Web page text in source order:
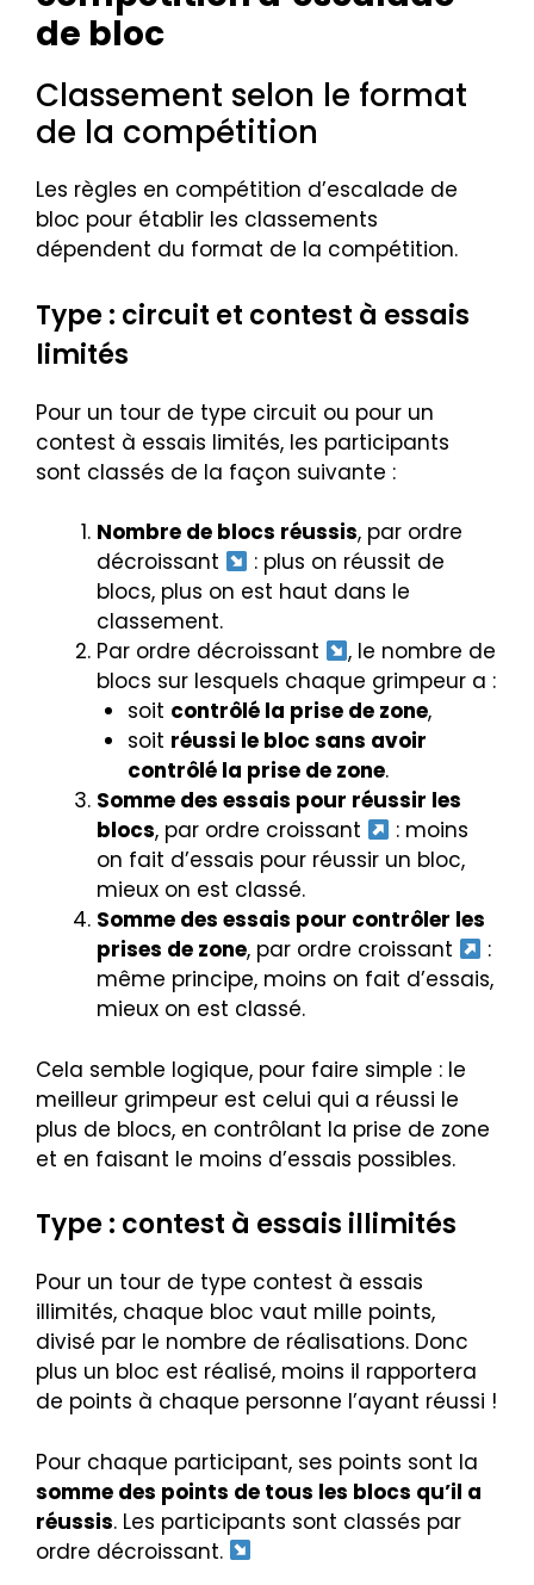
de bloc
Classement selon le format
de la compétition
Les règles en compétition d’escalade de
bloc pour établir les classements
dépendent du format de la compétition.
Type : circuit et contest à essais
limités
Pour un tour de type circuit ou pour un
contest à essais limités, les participants
sont classés de la façon suivante :
Nombre de blocs réussis, par ordre
décroissant
: plus on réussit de
blocs, plus on est haut dans le
classement.
Par ordre décroissant
, le nombre de
blocs sur lesquels chaque grimpeur a :
soit contrôlé la prise de zone,
soit réussi le bloc sans avoir
contrôlé la prise de zone.
Somme des essais pour réussir les
blocs, par ordre croissant
: moins
on fait d’essais pour réussir un bloc,
mieux on est classé.
Somme des essais pour contrôler les
prises de zone, par ordre croissant
:
même principe, moins on fait d’essais,
mieux on est classé.
Cela semble logique, pour faire simple : le
meilleur grimpeur est celui qui a réussi le
plus de blocs, en contrôlant la prise de zone
et en faisant le moins d’essais possibles.
Type : contest à essais illimités
Pour un tour de type contest à essais
illimités, chaque bloc vaut mille points,
divisé par le nombre de réalisations. Donc
plus un bloc est réalisé, moins il rapportera
de points à chaque personne l’ayant réussi !
Pour chaque participant, ses points sont la
somme des points de tous les blocs qu’il a
réussis. Les participants sont classés par
ordre décroissant.